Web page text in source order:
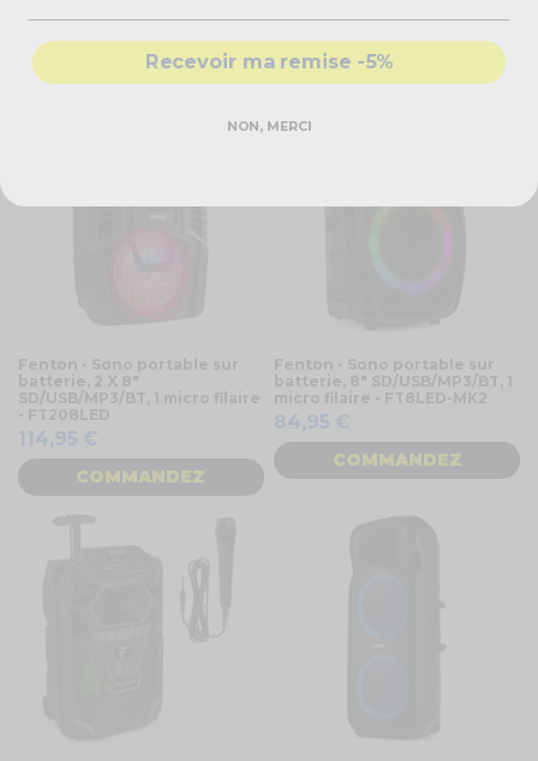
COMMANDEZ COMMANDEZ
Fenton - Sono portable sur
batterie, 2 X 8"
SD/USB/MP3/BT, 1 micro filaire
- FT208LED
114,95 €
COMMANDEZ
Fenton - Sono portable sur
batterie, 8" SD/USB/MP3/BT, 1
micro filaire - FT8LED-MK2
84,95 €
COMMANDEZ
Recevoir ma remise -5%
NON, MERCI